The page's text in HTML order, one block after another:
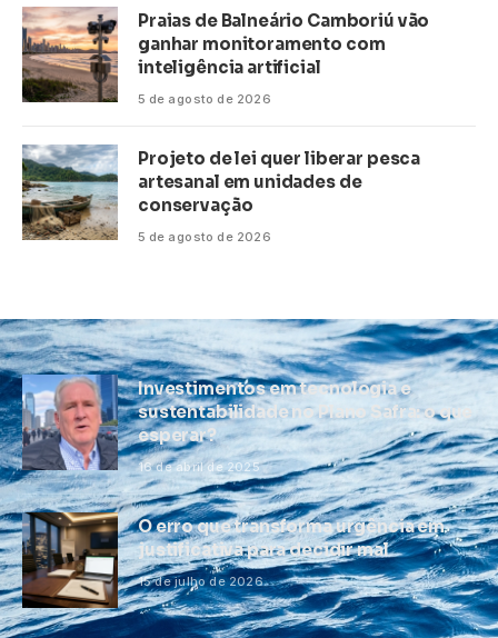
Praias de Balneário Camboriú vão
ganhar monitoramento com
inteligência artificial
5 de agosto de 2026
Projeto de lei quer liberar pesca
artesanal em unidades de
conservação
5 de agosto de 2026
Investimentos em tecnologia e
sustentabilidade no Plano Safra: o que
esperar?
16 de abril de 2025
O erro que transforma urgência em
justificativa para decidir mal
15 de julho de 2026